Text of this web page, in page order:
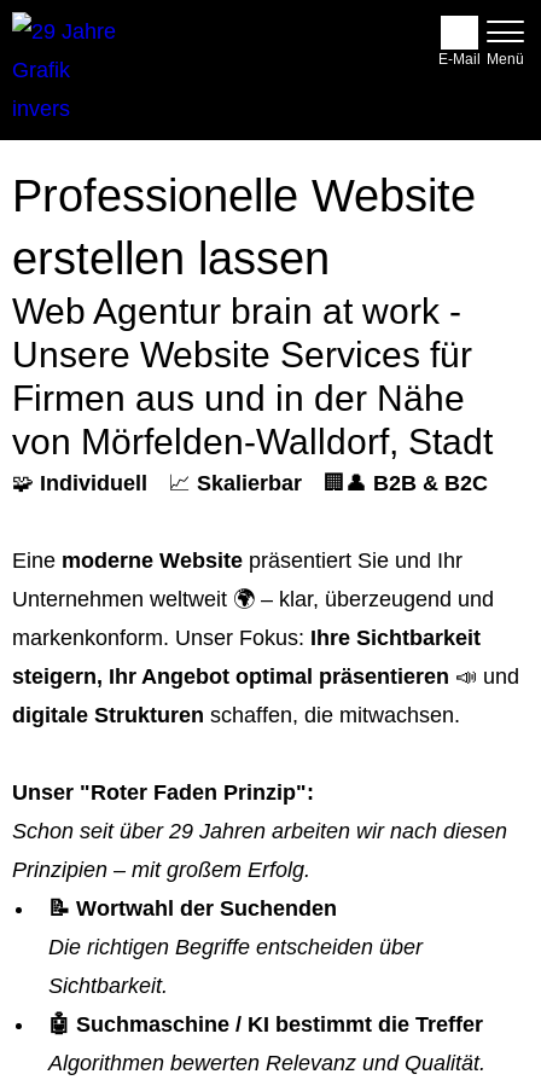
Professionelle Website
erstellen lassen
Web Agentur brain at work -
Unsere Website Services für
Firmen aus und in der Nähe
von Mörfelden-Walldorf, Stadt
🧩 Individuell 📈 Skalierbar 🏢👤 B2B & B2C
Eine moderne Website präsentiert Sie und Ihr
Unternehmen weltweit 🌍 – klar, überzeugend und
markenkonform. Unser Fokus: Ihre Sichtbarkeit
steigern, Ihr Angebot optimal präsentieren 📣 und
digitale Strukturen schaffen, die mitwachsen.
Unser "Roter Faden Prinzip":
Schon seit über 29 Jahren arbeiten wir nach diesen
Prinzipien – mit großem Erfolg.
📝 Wortwahl der Suchenden
Die richtigen Begriffe entscheiden über
Sichtbarkeit.
🤖 Suchmaschine / KI bestimmt die Treffer
Algorithmen bewerten Relevanz und Qualität.